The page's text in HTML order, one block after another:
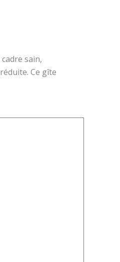
sain,
Ce gîte